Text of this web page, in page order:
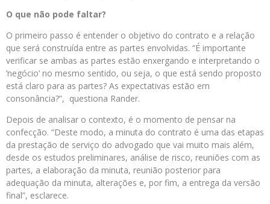
O que não pode faltar?
O primeiro passo é entender o objetivo do contrato e a relação
que será construída entre as partes envolvidas. “É importante
verificar se ambas as partes estão enxergando e interpretando o
‘negócio’ no mesmo sentido, ou seja, o que está sendo proposto
está claro para as partes? As expectativas estão em
consonância?”, questiona Rander.
Depois de analisar o contexto, é o momento de pensar na
confecção. “Deste modo, a minuta do contrato é uma das etapas
da prestação de serviço do advogado que vai muito mais além,
desde os estudos preliminares, análise de risco, reuniões com as
partes, a elaboração da minuta, reunião posterior para
adequação da minuta, alterações e, por fim, a entrega da versão
final”, esclarece.